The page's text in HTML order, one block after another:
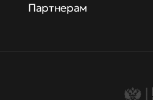
Партнерам